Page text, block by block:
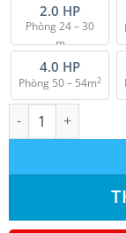
₫ 32.500.000.
2.0 HP
Phòng 24 – 30
m
4.0 HP
Phòng 50 – 54m2
Máy lạnh âm trần